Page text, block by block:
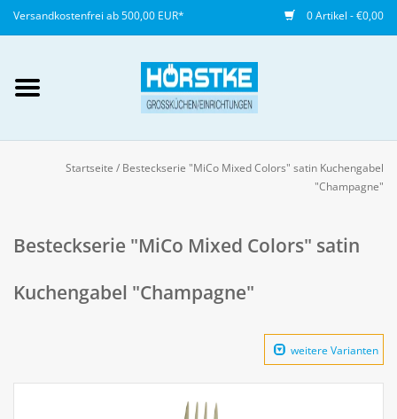
Versandkostenfrei ab 500,00 EUR* 0 Artikel - €0,00
anlegen
NEU
Gedeckter Tisch
Startseite / Besteckserie "MiCo Mixed Colors" satin Kuchengabel
"Champagne"
Besteckserie "MiCo Mixed Colors" satin
Kuchengabel "Champagne"
weitere Varianten